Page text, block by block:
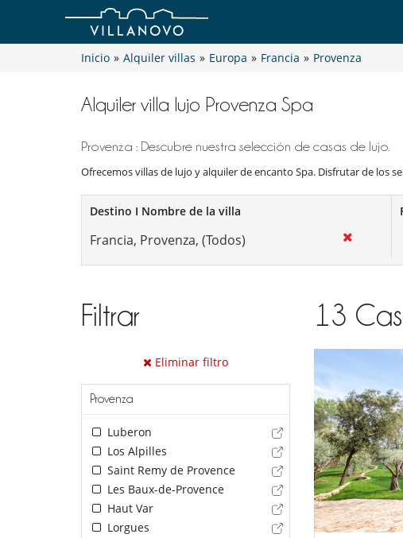
Inicio » Alquiler villas » Europa » Francia » Provenza
Alquiler villa lujo Provenza Spa
Provenza : Descubre nuestra selección de casas de lujo.
Ofrecemos villas de lujo y alquiler de encanto Spa. Disfrutar de los
Destino I Nombre de la villa
Filtrar
Eliminar filtro
Provenza
Luberon
Los Alpilles
Saint Remy de Provence
Les Baux-de-Provence
Haut Var
Lorgues
13